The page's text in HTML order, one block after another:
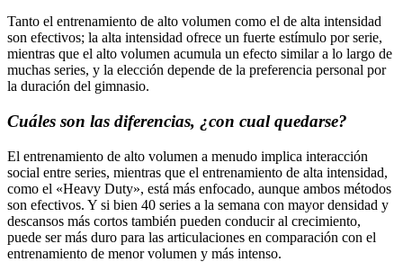
Tanto el entrenamiento de alto volumen como el de alta intensidad
son efectivos; la alta intensidad ofrece un fuerte estímulo por serie,
mientras que el alto volumen acumula un efecto similar a lo largo de
muchas series, y la elección depende de la preferencia personal por
la duración del gimnasio.
Cuáles son las diferencias, ¿con cual quedarse?
El entrenamiento de alto volumen a menudo implica interacción
social entre series, mientras que el entrenamiento de alta intensidad,
como el «Heavy Duty», está más enfocado, aunque ambos métodos
son efectivos. Y si bien 40 series a la semana con mayor densidad y
descansos más cortos también pueden conducir al crecimiento,
puede ser más duro para las articulaciones en comparación con el
entrenamiento de menor volumen y más intenso.